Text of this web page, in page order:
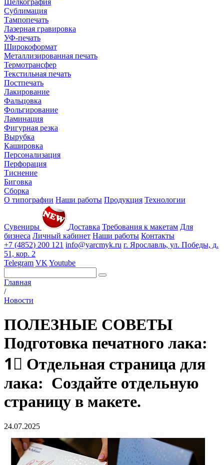
Шелкография
Сублимация
Тампопечать
Лазерная гравировка
УФ-печать
Широкоформат
Металлизированная печать
Термотрансфер
Текстильная печать
Постпечать
Лакирование
Фальцовка
Фольгирование
Ламинация
Фигурная резка
Вырубка
Кашировка
Персонализация
Перфорация
Тиснение
Биговка
Сборка
О типографии Наши работы Продукция Технологии
Сувениры Доставка Требования к макетам Для
бизнеса Личный кабинет Наши работы Контакты
+7 (4852) 200 121 info@yarcmyk.ru г. Ярославль, ул. Победы, д.
51, кор. 2
Telegram VK Youtube
Главная
/
Новости
ПОЛЕЗНЫЕ СОВЕТЫ
️Подготовка печатного лака:
1⃣ Отдельная страница для
лака: ️ Создайте отдельную
страницу в макете.
24.07.2025